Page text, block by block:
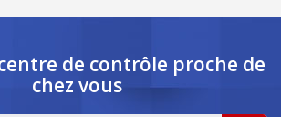
de contrôle proche de
chez vous